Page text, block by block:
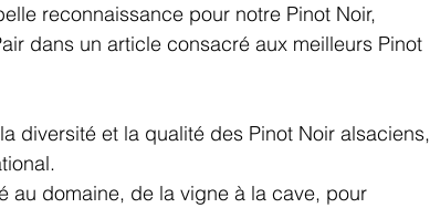
reconnaissance pour notre Pinot Noir,
dans un article consacré aux meilleurs Pinot
diversité et la qualité des Pinot Noir alsaciens,
au domaine, de la vigne à la cave, pour